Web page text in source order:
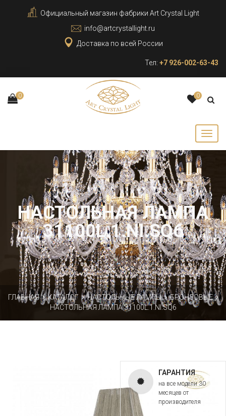
Официальный магазин фабрики Art Crystal Light
info@artcrystallight.ru
Доставка по всей России
Тел: +7 926-002-63-43
0 0
НАСТОЛЬНАЯ ЛАМПА
31100L.1.NI.SQ6
ГЛАВНАЯ КАТАЛОГ НАСТОЛЬНЫЕ ЛАМПЫ
БРОНЗОВЫЕ
НАСТОЛЬНАЯ ЛАМПА 31100L.1.NI.SQ6
ГАРАНТИЯ
на все модели 30
месяцев от
производителя